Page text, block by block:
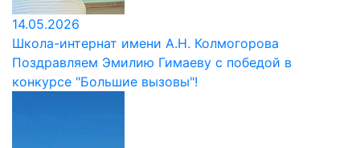
14.05.2026
Школа-интернат имени А.Н. Колмогорова
Поздравляем Эмилию Гимаеву с победой в
конкурсе "Большие вызовы"!